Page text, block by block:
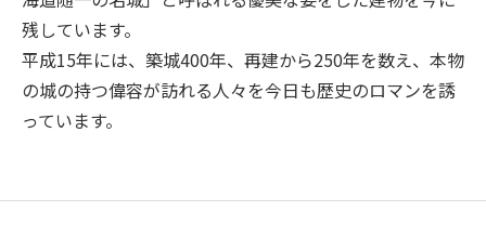
残しています。
平成15年には、築城400年、再建から250年を数え、本物
の城の持つ偉容が訪れる人々を今日も歴史のロマンを誘
っています。